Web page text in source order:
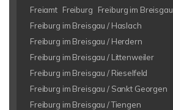
Freiamt Freiburg
Freiburg im Breisgau
Freiburg im Breisgau / Haslach
Freiburg im Breisgau / Herdern
Freiburg im Breisgau / Littenweiler
Freiburg im Breisgau / Rieselfeld
Freiburg im Breisgau / Sankt Georgen
Freiburg im Breisgau / Tiengen